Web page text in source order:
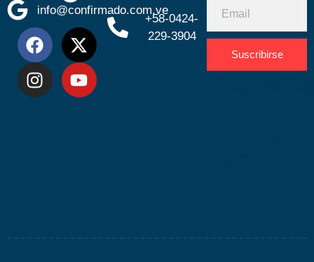
info@confirmado.com.ve
+58-0424-
229-3904
Suscribirse